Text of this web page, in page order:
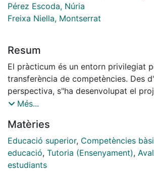
Pérez Escoda, Núria
Freixa Niella, Montserrat
Resum
El pràcticum és un entorn privilegiat
transferència de competències. Des
perspectiva, s"ha desenvolupat el
avaluació de la transferibilitat de
pràctiques» (2008MQD155) a la
Barcelona durant els cursos 2008-
complexitat de l"objecte d"estudi
utilització de mètodes qualitatius. Es
Més...
Matèries
Educació superior, Competències
educació, Tutoria (Ensenyament),
estudiants